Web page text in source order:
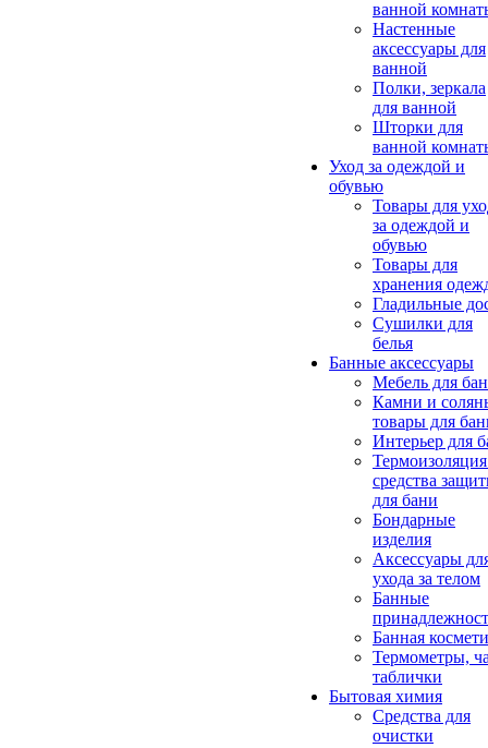
ванной
Настенные
аксессуары для
ванной
Полки, зеркала
для ванной
Шторки для
ванной
Уход за одеждой и
обувью
Товары для
за одеждой и
обувью
Товары для
хранения
Гладильные
Сушилки для
белья
Банные аксессуары
Мебель для
Камни и
товары для
Интерьер для
средства
для бани
Бондарные
изделия
Аксеcсуары
ухода за телом
Банные
Банная
Термометры,
таблички
Бытовая химия
Средства для
очистки